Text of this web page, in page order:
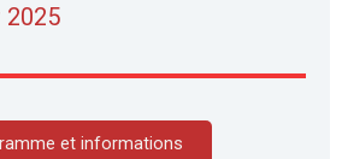
2025
et informations